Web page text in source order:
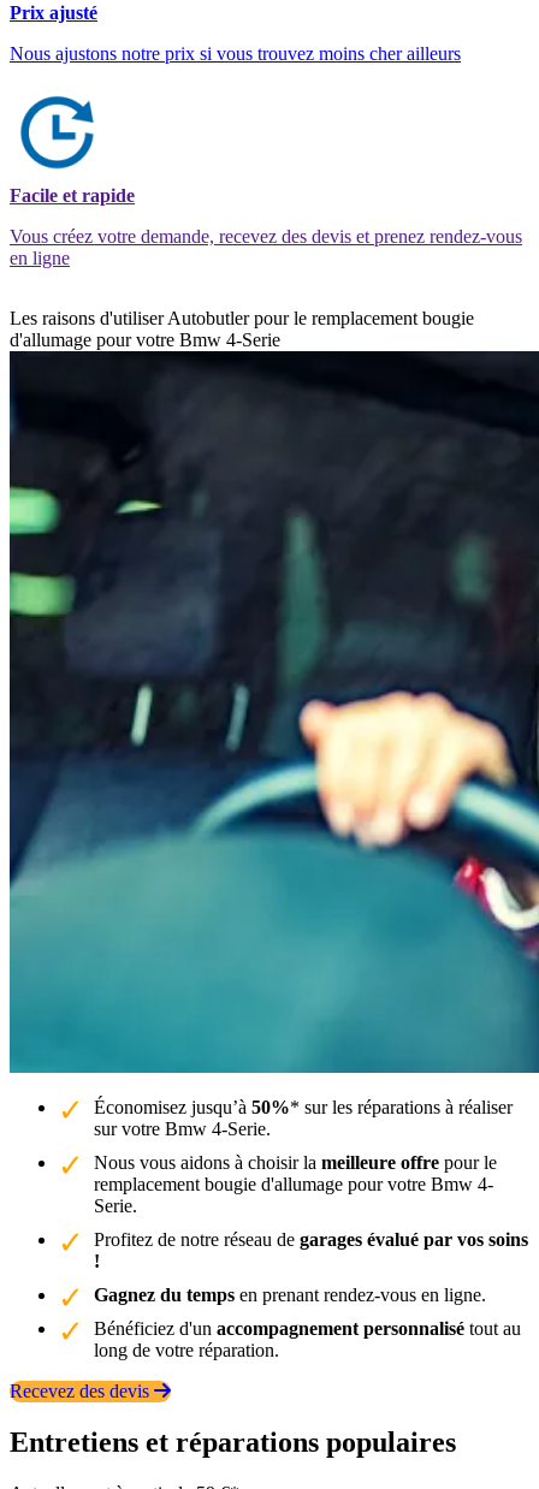
Prix ajusté
Nous ajustons notre prix si vous trouvez moins cher ailleurs
Facile et rapide
Vous créez votre demande, recevez des devis et prenez rendez-vous
en ligne
Les raisons d'utiliser Autobutler pour le remplacement bougie
d'allumage pour votre Bmw 4-Serie
Économisez jusqu’à 50%* sur les réparations à réaliser
sur votre Bmw 4-Serie.
Nous vous aidons à choisir la meilleure offre pour le
remplacement bougie d'allumage pour votre Bmw 4-
Serie.
Profitez de notre réseau de garages évalué par vos soins
!
Gagnez du temps en prenant rendez-vous en ligne.
Bénéficiez d'un accompagnement personnalisé tout au
long de votre réparation.
Recevez des devis
Entretiens et réparations populaires